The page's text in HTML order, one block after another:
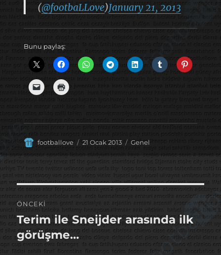
(@footbaLLove)January 21, 2013
Bunu paylaş:
Yazar
footballove
Yayın
21 Ocak 2013 Kategoriler
Genel
Yazı
gezinmesi
ÖNCEKI
Önceki
yazı:
Terim ile Sneijder arasında ilk
görüşme…